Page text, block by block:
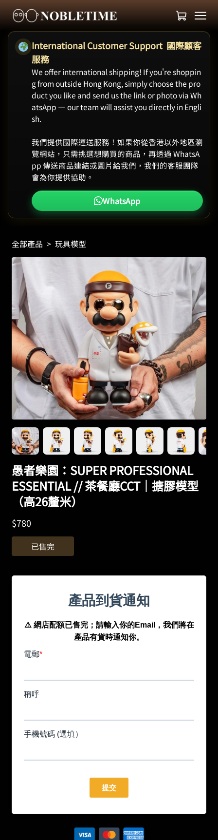
International Customer Support 國際顧客
服務
We offer international shipping! If you're shoppin
g from outside Hong Kong, simply choose the pro
duct you like and send us the link or photo via Wh
atsApp — our team will assist you directly in Engli
sh.
我們提供國際運送服務！如果你從香港以外地區瀏
覽網站，只需挑選想購買的商品，再透過 WhatsA
pp 傳送商品連結或圖片給我們，我們的客服團隊
會為你提供協助。
WhatsApp
全部產品 > 玩具模型
愚者樂園：SUPER PROFESSIONAL
ESSENTIAL // 茶餐廳CCT｜搪膠模型
（高26釐米）
$780
已售完